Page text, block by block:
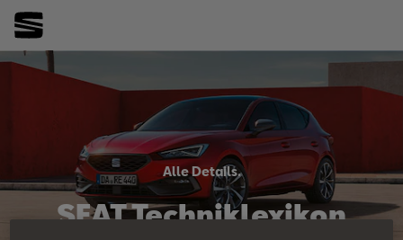
Alle Details.
SEAT Techniklexikon